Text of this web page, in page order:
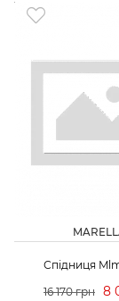
Спідниця
16 170 грн 8